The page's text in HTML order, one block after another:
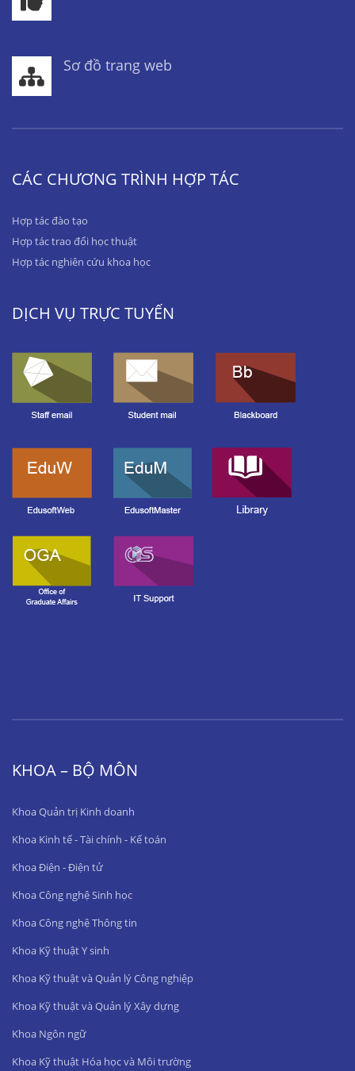
Sơ đồ trang web
CÁC CHƯƠNG TRÌNH HỢP TÁC
Hợp tác đào tạo
Hợp tác trao đổi học thuật
Hợp tác nghiên cứu khoa học
DỊCH VỤ TRỰC TUYẾN
KHOA – BỘ MÔN
Khoa Quản trị Kinh doanh
Khoa Kinh tế - Tài chính - Kế toán
Khoa Điện - Điện tử
Khoa Công nghệ Sinh học
Khoa Công nghệ Thông tin
Khoa Kỹ thuật Y sinh
Khoa Kỹ thuật và Quản lý Công nghiệp
Khoa Kỹ thuật và Quản lý Xây dựng
Khoa Ngôn ngữ
Khoa Kỹ thuật Hóa học và Môi trường